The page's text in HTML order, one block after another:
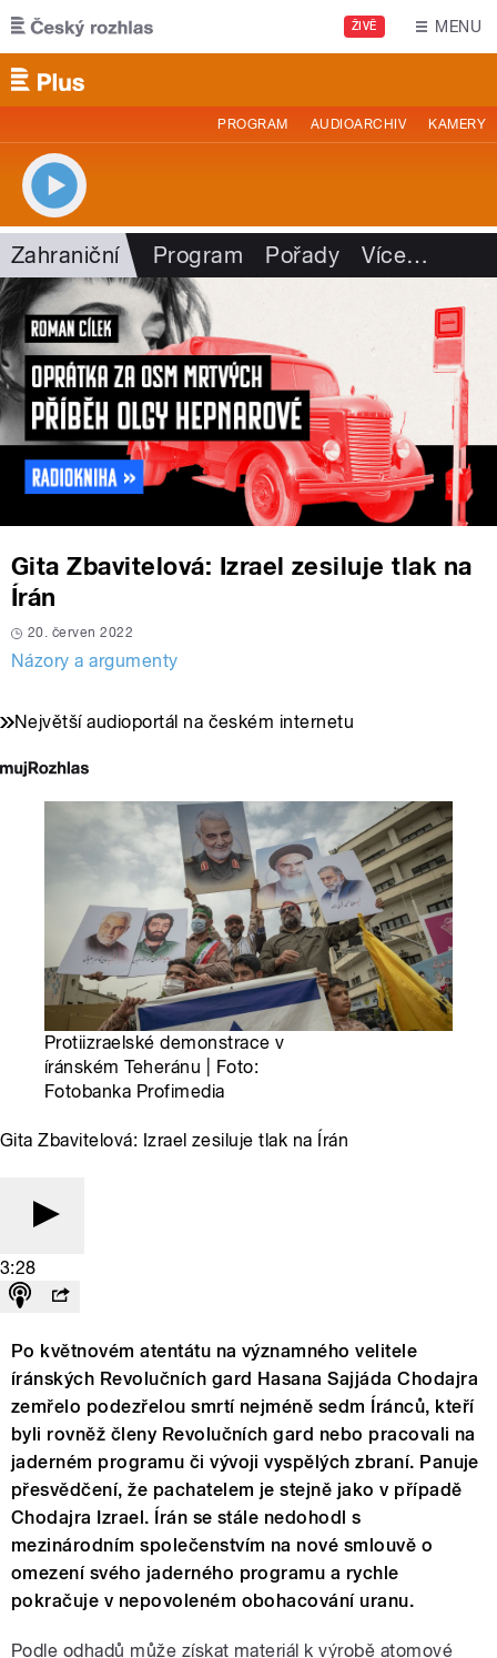
Přejít k hlavnímu obsahu
ŽIVĚ MENU
PROGRAM AUDIOARCHIV KAMERY
Zahraniční Program Pořady Více…
Gita Zbavitelová: Izrael zesiluje tlak na
Írán
20. červen 2022
Názory a argumenty
Největší audioportál na českém internetu
Protiizraelské demonstrace v
íránském Teheránu | Foto:
Fotobanka Profimedia
Gita Zbavitelová: Izrael zesiluje tlak na Írán
3:28
Po květnovém atentátu na významného velitele
íránských Revolučních gard Hasana Sajjáda Chodajra
zemřelo podezřelou smrtí nejméně sedm Íránců, kteří
byli rovněž členy Revolučních gard nebo pracovali na
jaderném programu či vývoji vyspělých zbraní. Panuje
přesvědčení, že pachatelem je stejně jako v případě
Chodajra Izrael. Írán se stále nedohodl s
mezinárodním společenstvím na nové smlouvě o
omezení svého jaderného programu a rychle
pokračuje v nepovoleném obohacování uranu.
Podle odhadů může získat materiál k výrobě atomové